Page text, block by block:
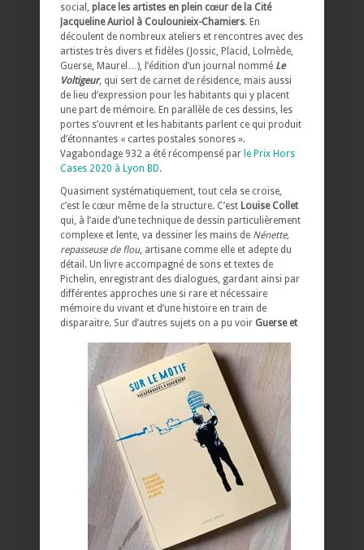
social, place les artistes en plein cœur de la Cité
Jacqueline Auriol à Coulounieix-Chamiers. En
découlent de nombreux ateliers et rencontres avec des
artistes très divers et fidèles (Jossic, Placid, Lolmède,
Guerse, Maurel…), l’édition d’un journal nommé Le
Voltigeur, qui sert de carnet de résidence, mais aussi
de lieu d’expression pour les habitants qui y placent
une part de mémoire. En parallèle de ces dessins, les
portes s’ouvrent et les habitants parlent ce qui produit
d’étonnantes « cartes postales sonores ».
Vagabondage 932 a été récompensé par le Prix Hors
Cases 2020 à Lyon BD.
Quasiment systématiquement, tout cela se croise,
c’est le cœur même de la structure. C’est Louise Collet
qui, à l’aide d’une technique de dessin particulièrement
complexe et lente, va dessiner les mains de Nénette,
repasseuse de flou, artisane comme elle et adepte du
détail. Un livre accompagné de sons et textes de
Pichelin, enregistrant des dialogues, gardant ainsi par
différentes approches une si rare et nécessaire
mémoire du vivant et d’une histoire en train de
disparaitre. Sur d’autres sujets on a pu voir Guerse et